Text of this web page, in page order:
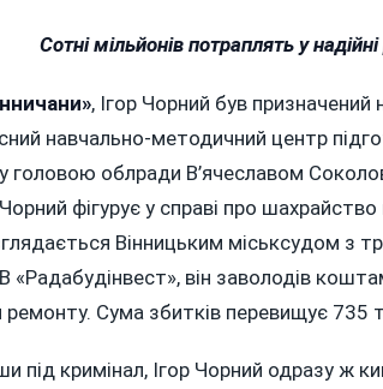
Сотні мільйонів потраплять у
, Ігор Чорний був
навчально-методичний центр
головою облради В’ячеславом
фігурує у справі про
Вінницьким міськсудом з
він заволодів
ремонту. Сума збитків перевищує 735
під кримінал, Ігор Чорний одразу ж